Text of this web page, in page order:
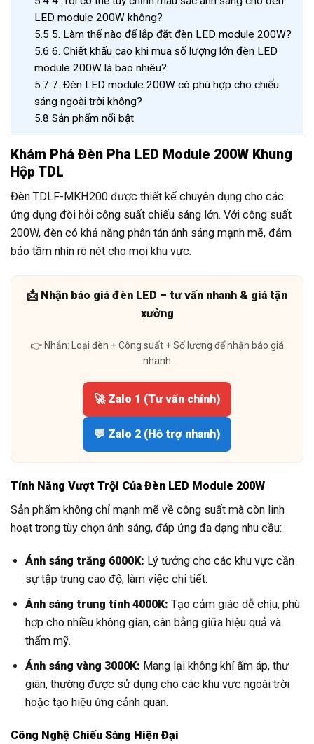
LED module 200W không?
5.5 5. Làm thế nào để lắp đặt đèn LED module 200W?
5.6 6. Chiết khấu cao khi mua số lượng lớn đèn LED
module 200W là bao nhiêu?
5.7 7. Đèn LED module 200W có phù hợp cho chiếu
sáng ngoài trời không?
5.8 Sản phẩm nổi bật
Khám Phá Đèn Pha LED Module 200W Khung
Hộp TDL
Đèn TDLF-MKH200 được thiết kế chuyên dụng cho các
ứng dụng đòi hỏi công suất chiếu sáng lớn. Với công suất
200W, đèn có khả năng phân tán ánh sáng mạnh mẽ, đảm
bảo tầm nhìn rõ nét cho mọi khu vực.
📩 Nhận báo giá đèn LED – tư vấn nhanh & giá tận
xưởng
👉 Nhắn: Loại đèn + Công suất + Số lượng để nhận báo giá
nhanh
🚀 Zalo 1 (Tư vấn chính)
💬 Zalo 2 (Hỗ trợ nhanh)
Tính Năng Vượt Trội Của Đèn LED Module 200W
Sản phẩm không chỉ mạnh mẽ về công suất mà còn linh
hoạt trong tùy chọn ánh sáng, đáp ứng đa dạng nhu cầu:
Ánh sáng trắng 6000K: Lý tưởng cho các khu vực cần
sự tập trung cao độ, làm việc chi tiết.
Ánh sáng trung tính 4000K: Tạo cảm giác dễ chịu, phù
hợp cho nhiều không gian, cân bằng giữa hiệu quả và
thẩm mỹ.
Ánh sáng vàng 3000K: Mang lại không khí ấm áp, thư
giãn, thường được sử dụng cho các khu vực ngoài trời
hoặc tạo hiệu ứng cảnh quan.
Công Nghệ Chiếu Sáng Hiện Đại